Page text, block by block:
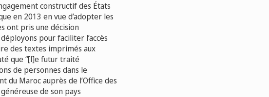
constructif des États
en 2013 en vue d’adopter les
ont pris une décision
pour faciliter l’accès
des textes imprimés aux
que “[l]e futur traité
de personnes dans le
Maroc auprès de l’Office des
de son pays